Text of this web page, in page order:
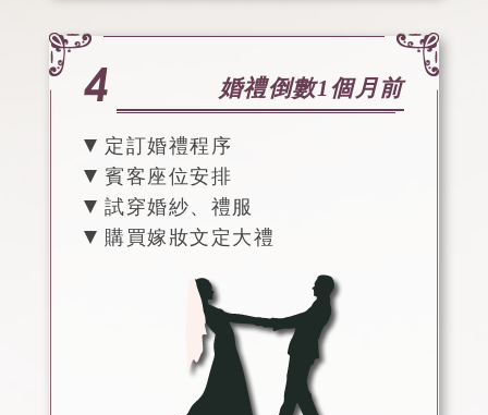
婚禮倒數1個月前
定訂婚禮程序
賓客座位安排
試穿婚紗、禮服
購買嫁妝文定大禮